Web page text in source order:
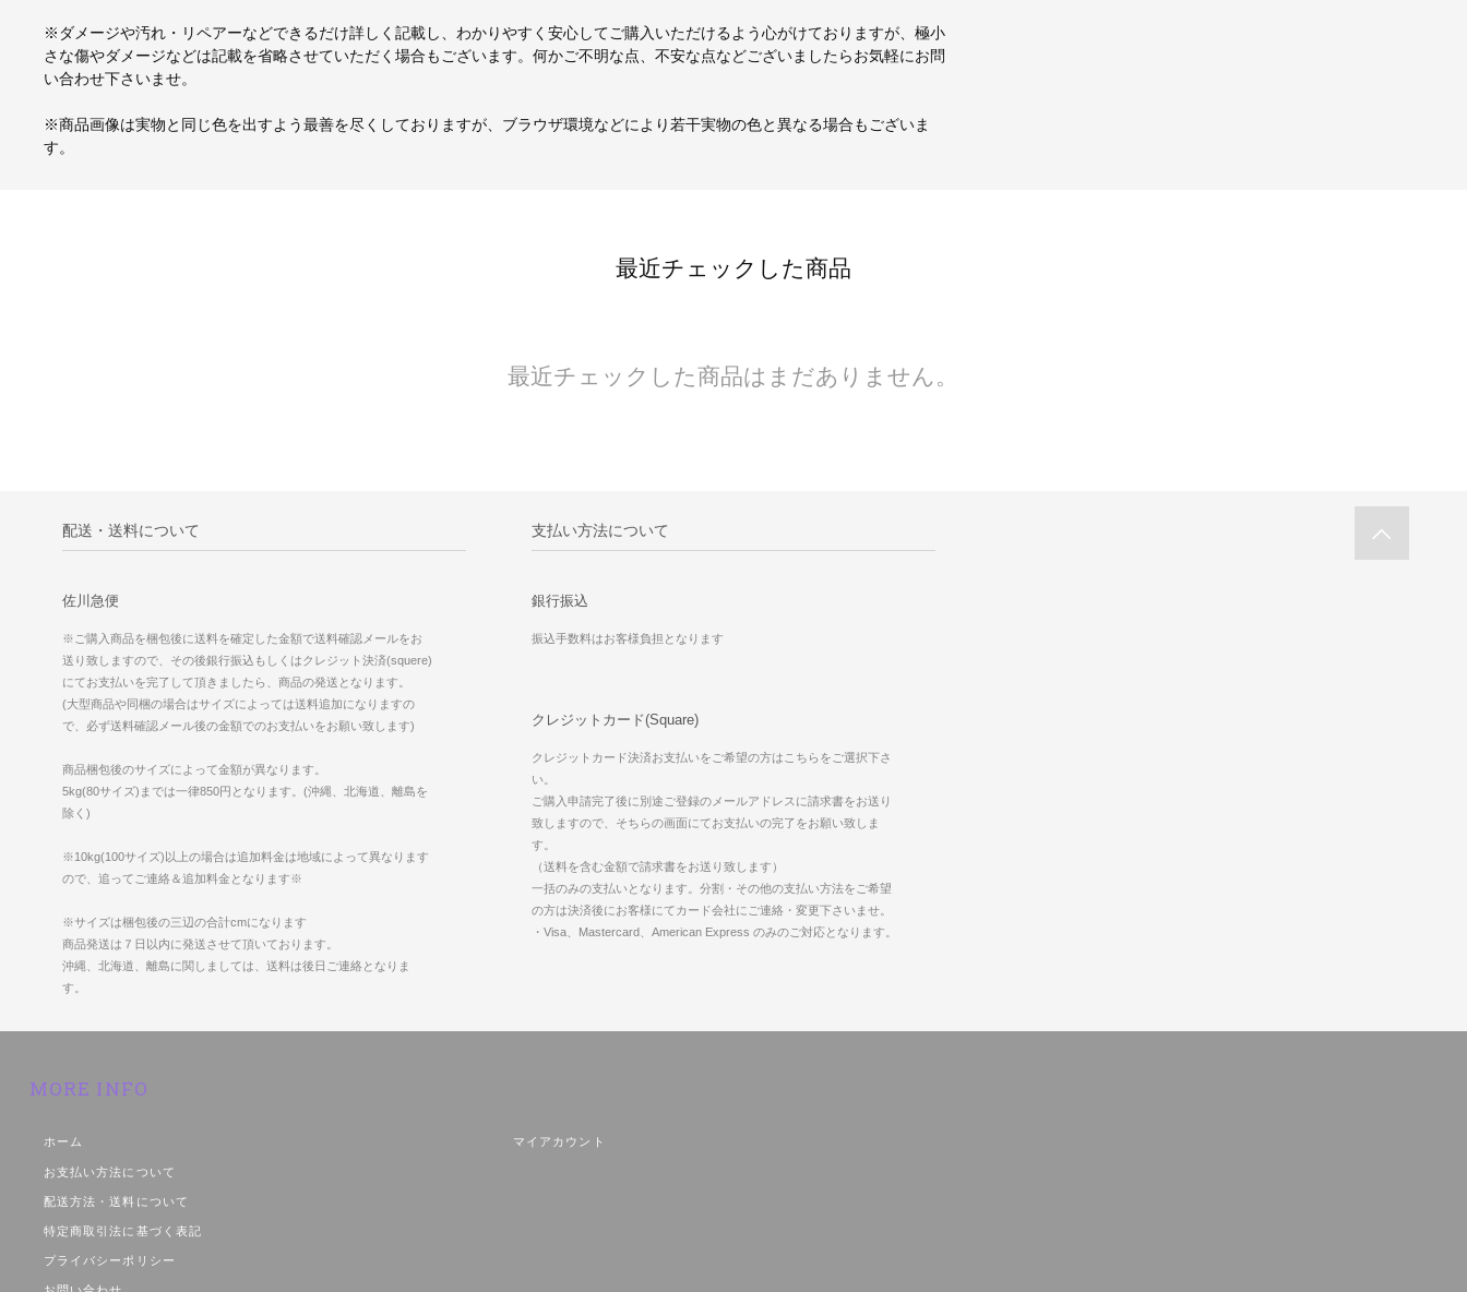
※ダメージや汚れ・リペアーなどできるだけ詳しく記載し、わかりやすく安心してご購入いただけるよう心がけておりますが、極小
さな傷やダメージなどは記載を省略させていただく場合もございます。何かご不明な点、不安な点などございましたらお気軽にお問
い合わせ下さいませ。
※商品画像は実物と同じ色を出すよう最善を尽くしておりますが、ブラウザ環境などにより若干実物の色と異なる場合もございま
す。
最近チェックした商品
最近チェックした商品はまだありません。
配送・送料について
佐川急便
※ご購入商品を梱包後に送料を確定した金額で送料確認メールをお
送り致しますので、その後銀行振込もしくはクレジット決済(squere)
にてお支払いを完了して頂きましたら、商品の発送となります。
(大型商品や同梱の場合はサイズによっては送料追加になりますの
で、必ず送料確認メール後の金額でのお支払いをお願い致します)
商品梱包後のサイズによって金額が異なります。
5kg(80サイズ)までは一律850円となります。(沖縄、北海道、離島を
除く)
※10kg(100サイズ)以上の場合は追加料金は地域によって異なります
ので、追ってご連絡＆追加料金となります※
※サイズは梱包後の三辺の合計cmになります
商品発送は７日以内に発送させて頂いております。
沖縄、北海道、離島に関しましては、送料は後日ご連絡となりま
す。
支払い方法について
銀行振込
振込手数料はお客様負担となります
クレジットカード(Square)
クレジットカード決済お支払いをご希望の方はこちらをご選択下さ
い。
ご購入申請完了後に別途ご登録のメールアドレスに請求書をお送り
致しますので、そちらの画面にてお支払いの完了をお願い致しま
す。
（送料を含む金額で請求書をお送り致します）
一括のみの支払いとなります。分割・その他の支払い方法をご希望
の方は決済後にお客様にてカード会社にご連絡・変更下さいませ。
・Visa、Mastercard、American Express のみのご対応となります。
MORE INFO
ホーム
お支払い方法について
配送方法・送料について
特定商取引法に基づく表記
プライバシーポリシー
マイアカウント